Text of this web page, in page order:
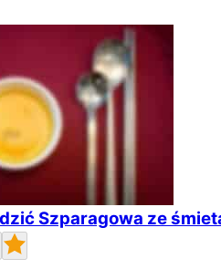
Szparagowa ze